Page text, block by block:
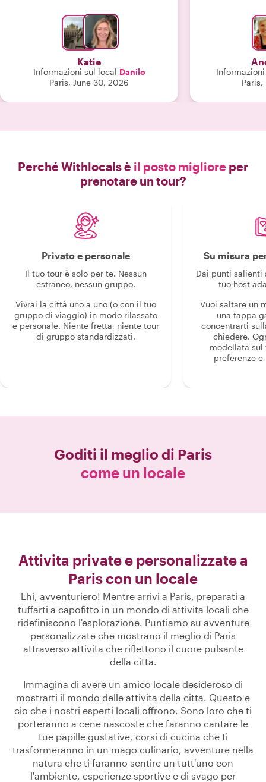
Katie
Informazioni sul local Danilo
Paris, June 30, 2026
Paris,
Perché Withlocals è il posto migliore per
prenotare un tour?
Privato e personale
Il tuo tour è solo per te. Nessun
estraneo, nessun gruppo.
Vivrai la città uno a uno (o con il tuo
gruppo di viaggio) in modo rilassato
e personale. Niente fretta, niente tour
di gruppo standardizzati.
Su misura
Dai punti salienti
tuo host
Vuoi saltare un
una tappa
concentrarti
chiedere.
modellata sul
preferenze
Goditi il meglio di Paris
come un locale
Attivita private e personalizzate a
Paris con un locale
Ehi, avventuriero! Mentre arrivi a Paris, preparati a
tuffarti a capofitto in un mondo di attivita locali che
ridefiniscono l'esplorazione. Puntiamo su avventure
personalizzate che mostrano il meglio di Paris
attraverso attivita che riflettono il cuore pulsante
della citta.
Immagina di avere un amico locale desideroso di
mostrarti il mondo delle attivita della citta. Questo e
cio che i nostri esperti locali offrono. Sono loro che ti
porteranno a cene nascoste che faranno cantare le
tue papille gustative, corsi di cucina che ti
trasformeranno in un mago culinario, avventure nella
natura che ti faranno sentire un tutt'uno con
l'ambiente, esperienze sportive e di svago per